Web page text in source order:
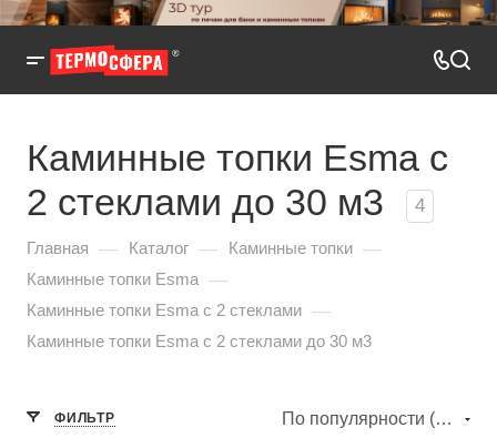
Каминные топки Esma с
2 стеклами до 30 м3
4
Главная — Каталог — Каминные топки —
Каминные топки Esma —
Каминные топки Esma с 2 стеклами —
Каминные топки Esma с 2 стеклами до 30 м3
ФИЛЬТР По популярности (убывание)